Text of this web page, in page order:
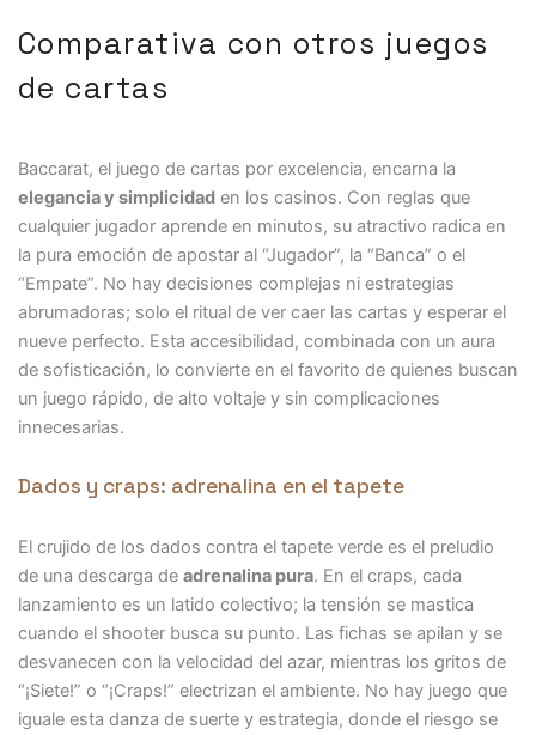
Comparativa con otros juegos
de cartas
Baccarat, el juego de cartas por excelencia, encarna la
elegancia y simplicidaden los casinos. Con reglas que
cualquier jugador aprende en minutos, su atractivo radica en
la pura emoción de apostar al “Jugador”, la “Banca” o el
“Empate”. No hay decisiones complejas ni estrategias
abrumadoras; solo el ritual de ver caer las cartas y esperar el
nueve perfecto. Esta accesibilidad, combinada con un aura
de sofisticación, lo convierte en el favorito de quienes buscan
un juego rápido, de alto voltaje y sin complicaciones
innecesarias.
Dados y craps: adrenalina en el tapete
El crujido de los dados contra el tapete verde es el preludio
de una descarga de adrenalina pura. En el craps, cada
lanzamiento es un latido colectivo; la tensión se mastica
cuando el shooter busca su punto. Las fichas se apilan y se
desvanecen con la velocidad del azar, mientras los gritos de
“¡Siete!” o “¡Craps!” electrizan el ambiente. No hay juego que
iguale esta danza de suerte y estrategia, donde el riesgo se